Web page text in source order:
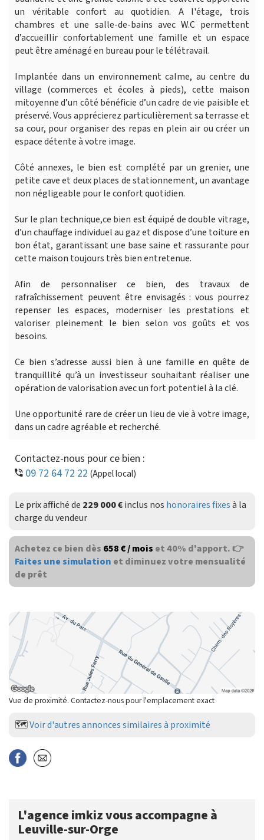
un véritable confort au quotidien. A l'étage, trois
chambres et une salle-de-bains avec W.C permettent
d’accueillir confortablement une famille et un espace
peut être aménagé en bureau pour le télétravail.
Implantée dans un environnement calme, au centre du
village (commerces et écoles à pieds), cette maison
mitoyenne d’un côté bénéficie d’un cadre de vie paisible et
préservé. Vous apprécierez particulièrement sa terrasse et
sa cour, pour organiser des repas en plein air ou créer un
espace détente à votre image.
Côté annexes, le bien est complété par un grenier, une
petite cave et deux places de stationnement, un avantage
non négligeable pour le confort quotidien.
Sur le plan technique,ce bien est équipé de double vitrage,
d’un chauffage individuel au gaz et dispose d’une toiture en
bon état, garantissant une base saine et rassurante pour
cette maison toujours très bien entretenue.
Afin de personnaliser ce bien, des travaux de
rafraîchissement peuvent être envisagés : vous pourrez
repenser les espaces, moderniser les prestations et
valoriser pleinement le bien selon vos goûts et vos
besoins.
Ce bien s’adresse aussi bien à une famille en quête de
tranquillité qu’à un investisseur souhaitant réaliser une
opération de valorisation avec un fort potentiel à la clé.
Une opportunité rare de créer un lieu de vie à votre image,
dans un cadre agréable et recherché.
Contactez-nous pour ce bien :
09 72 64 72 22 (Appel local)
Le prix affiché de 229 000 €inclus nos honoraires fixesà la
charge du vendeur
Achetez ce bien dès 658 € / mois et 40% d'apport. 👉
Faites une simulation et diminuez votre mensualité
de prêt
Vue de proximité. Contactez-nous pour l'emplacement exact
🗺️Voir d'autres annonces similaires à proximité
L'agence imkiz vous accompagne à
Leuville-sur-Orge